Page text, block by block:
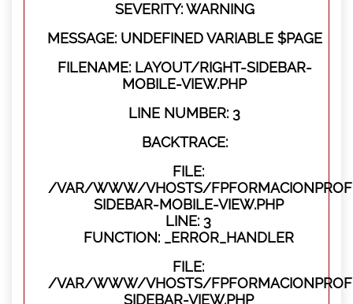
SEVERITY: WARNING
MESSAGE: UNDEFINED VARIABLE $PAGE
FILENAME: LAYOUT/RIGHT-SIDEBAR-
MOBILE-VIEW.PHP
LINE NUMBER: 3
BACKTRACE:
FILE:
/VAR/WWW/VHOSTS/
SIDEBAR-MOBILE-VIEW.PHP
LINE: 3
FUNCTION: _ERROR_HANDLER
FILE:
/VAR/WWW/VHOSTS/
SIDEBAR-VIEW.PHP